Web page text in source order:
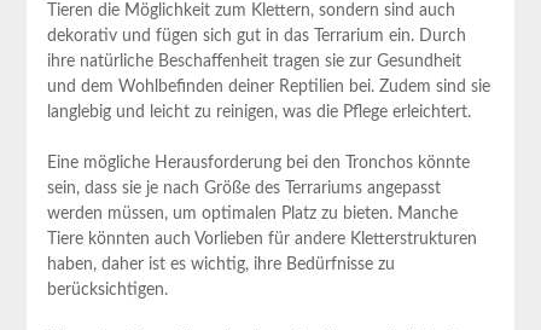
Tieren​ die Möglichkeit zum Klettern, sondern sind auch
dekorativ und ⁤fügen sich gut in das Terrarium ein. Durch
ihre natürliche Beschaffenheit tragen sie zur Gesundheit
und dem Wohlbefinden deiner Reptilien bei. Zudem sind sie
langlebig und leicht zu reinigen, was die Pflege⁢ erleichtert.
Eine mögliche Herausforderung bei den Tronchos könnte
sein, dass sie je nach Größe des Terrariums angepasst
werden müssen, um optimalen Platz zu bieten. Manche ​
Tiere könnten auch Vorlieben für andere Kletterstrukturen
haben,‌ daher ist‍ es wichtig, ihre Bedürfnisse zu
⁢berücksichtigen.